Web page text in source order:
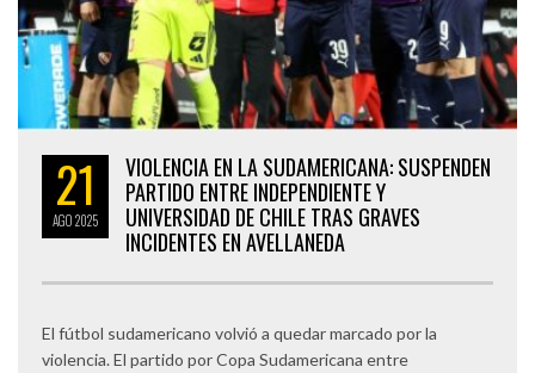
21
AGO2025
VIOLENCIA EN LA SUDAMERICANA: SUSPENDEN
PARTIDO ENTRE INDEPENDIENTE Y
UNIVERSIDAD DE CHILE TRAS GRAVES
INCIDENTES EN AVELLANEDA
El fútbol sudamericano volvió a quedar marcado por la
violencia. El partido por Copa Sudamericana entre